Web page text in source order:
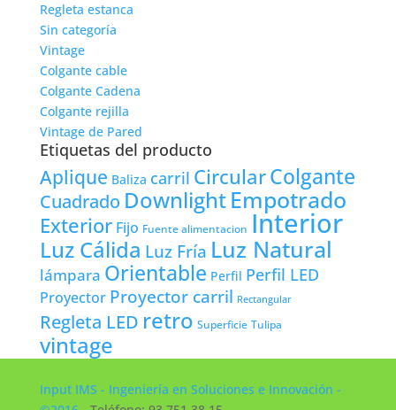
Regleta estanca
Sin categoría
Vintage
Colgante cable
Colgante Cadena
Colgante rejilla
Vintage de Pared
Etiquetas del producto
Aplique Baliza carril CircularColgante
Cuadrado DownlightEmpotrado
Exterior Fijo Fuente alimentacion Interior
Luz Cálida Luz Fría Luz Natural
lámpara Orientable Perfil Perfil LED
Proyector Proyector carril Rectangular
Regleta LED retro Superficie Tulipa
vintage
Input IMS - Ingeniería en Soluciones e Innovación -